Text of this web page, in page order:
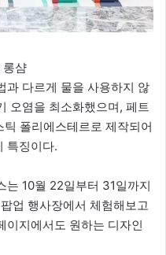
롱샴
과 다르게 물을 사용하지 않
오염을 최소화했으며, 페트
폴리에스테르로 제작되어
특징이다.
는 10월 22일부터 31일까지
업 행사장에서 체험해보고
이지에서도 원하는 디자인